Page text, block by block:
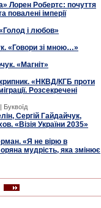
Лорен Робертс: почуття
повалені імперії
і любов»
«Говори зі мною…»
«Магніт»
«НКВД/КГБ проти
Розсекречені
| Буквоїд
Сергій Гайдайчук,
«Візія України 2035»
«Я не вірю в
мудрість, яка змінює